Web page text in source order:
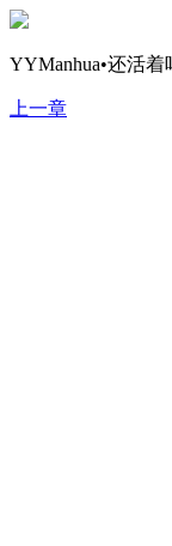
YYManhua•还活
上一章